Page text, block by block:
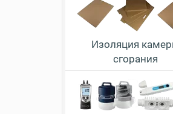
Изоляция
сгорания